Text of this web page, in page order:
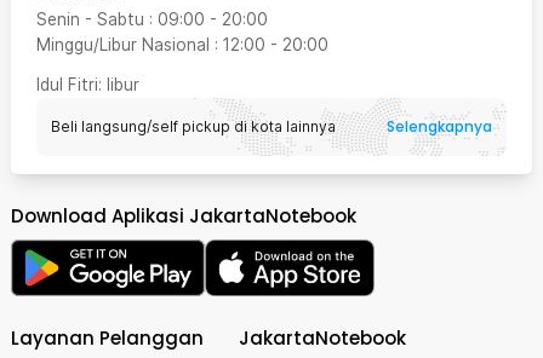
Senin - Sabtu : 09:00 - 20:00
Minggu/Libur Nasional : 12:00 - 20:00
Idul Fitri: libur
Beli langsung/self pickup di kota lainnya Selengkapnya
Download Aplikasi JakartaNotebook
Layanan Pelanggan JakartaNotebook